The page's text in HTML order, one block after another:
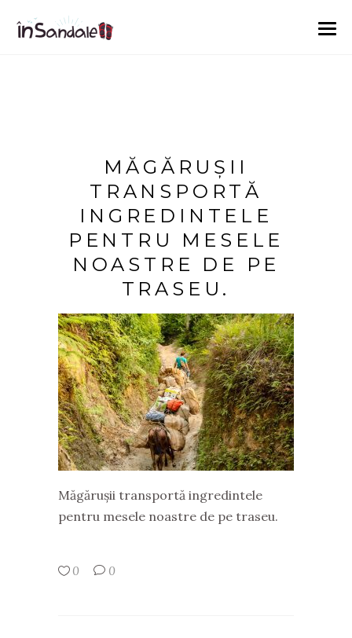
MĂGĂRUȘII
TRANSPORTĂ
INGREDINTELE
PENTRU MESELE
NOASTRE DE PE
TRASEU.
Măgărușii transportă ingredintele
pentru mesele noastre de pe traseu.
0 0